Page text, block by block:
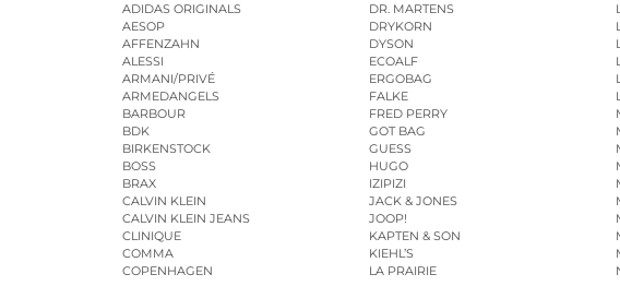
ADIDAS ORIGINALS
AESOP
AFFENZAHN
ALESSI
ARMANI/PRIVÉ
ARMEDANGELS
BARBOUR
BDK
BIRKENSTOCK
BOSS
BRAX
CALVIN KLEIN
CALVIN KLEIN JEANS
CLINIQUE
COMMA
COPENHAGEN
DR. MARTENS
DRYKORN
DYSON
ECOALF
ERGOBAG
FALKE
FRED PERRY
GOT BAG
GUESS
HUGO
IZIPIZI
JACK & JONES
JOOP!
KAPTEN & SON
KIEHL’S
LA PRAIRIE